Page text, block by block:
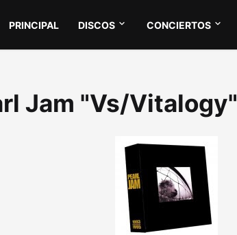
PRINCIPAL DISCOS CONCIERTOS
Jam "Vs/Vitalogy"